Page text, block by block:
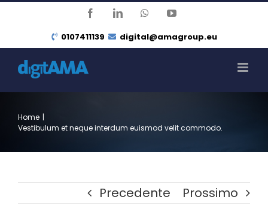
contenuto
FacebookLinkedInWhatsAppYouTube
0107411139 digital@amagroup.eu
Home |
Vestibulum et neque interdum euismod velit commodo.
Precedente Prossimo